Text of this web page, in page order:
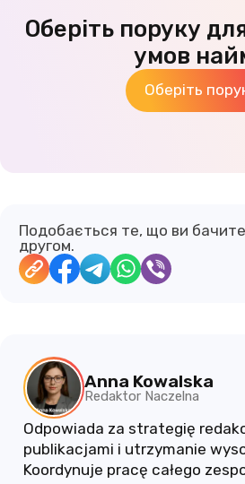
Оберіть поруку
умов
Оберіть
Подобається те, що ви
другом.
Anna Kowalska
Redaktor Naczelna
Odpowiada za strategię
publikacjami i utrzymanie
Koordynuje pracę całego